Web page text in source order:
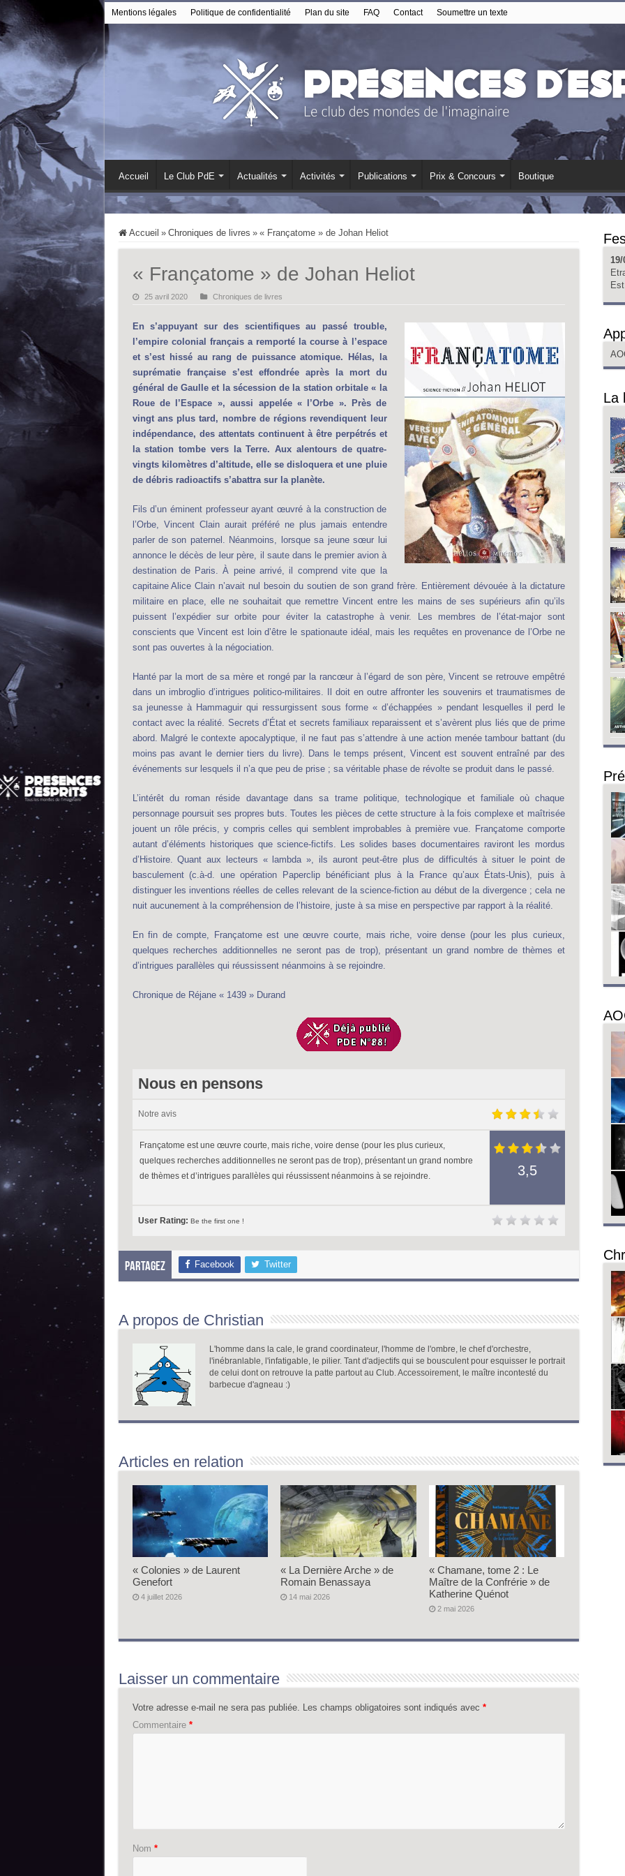
Mentions légales Politique de confidentialité Plan du site FAQ Contact Soumettre un texte
Accueil Le Club PdE Actualités Activités Publications Prix & Concours Boutique
Accueil » Chroniques de livres » « Françatome » de Johan Heliot
« Françatome » de Johan Heliot
25 avril 2020 Chroniques de livres
En s’appuyant sur des scientifiques au passé trouble,
l’empire colonial français a remporté la course à l’espace
et s’est hissé au rang de puissance atomique. Hélas, la
suprématie française s’est effondrée après la mort du
général de Gaulle et la sécession de la station orbitale « la
Roue de l’Espace », aussi appelée « l’Orbe ». Près de
vingt ans plus tard, nombre de régions revendiquent leur
indépendance, des attentats continuent à être perpétrés et
la station tombe vers la Terre. Aux alentours de quatre-
vingts kilomètres d’altitude, elle se disloquera et une pluie
de débris radioactifs s’abattra sur la planète.
Fils d’un éminent professeur ayant œuvré à la construction de
l’Orbe, Vincent Clain aurait préféré ne plus jamais entendre
parler de son paternel. Néanmoins, lorsque sa jeune sœur lui
annonce le décès de leur père, il saute dans le premier avion à
destination de Paris. À peine arrivé, il comprend vite que la
capitaine Alice Clain n’avait nul besoin du soutien de son grand frère. Entièrement dévouée à la dictature
militaire en place, elle ne souhaitait que remettre Vincent entre les mains de ses supérieurs afin qu’ils
puissent l’expédier sur orbite pour éviter la catastrophe à venir. Les membres de l’état-major sont
conscients que Vincent est loin d’être le spationaute idéal, mais les requêtes en provenance de l’Orbe ne
sont pas ouvertes à la négociation.
Hanté par la mort de sa mère et rongé par la rancœur à l’égard de son père, Vincent se retrouve empêtré
dans un imbroglio d’intrigues politico-militaires. Il doit en outre affronter les souvenirs et traumatismes de
sa jeunesse à Hammaguir qui ressurgissent sous forme « d’échappées » pendant lesquelles il perd le
contact avec la réalité. Secrets d’État et secrets familiaux reparaissent et s’avèrent plus liés que de prime
abord. Malgré le contexte apocalyptique, il ne faut pas s’attendre à une action menée tambour battant (du
moins pas avant le dernier tiers du livre). Dans le temps présent, Vincent est souvent entraîné par des
événements sur lesquels il n’a que peu de prise ; sa véritable phase de révolte se produit dans le passé.
L’intérêt du roman réside davantage dans sa trame politique, technologique et familiale où chaque
personnage poursuit ses propres buts. Toutes les pièces de cette structure à la fois complexe et maîtrisée
jouent un rôle précis, y compris celles qui semblent improbables à première vue. Françatome comporte
autant d’éléments historiques que science-fictifs. Les solides bases documentaires raviront les mordus
d’Histoire. Quant aux lecteurs « lambda », ils auront peut-être plus de difficultés à situer le point de
basculement (c.à-d. une opération Paperclip bénéficiant plus à la France qu’aux États-Unis), puis à
distinguer les inventions réelles de celles relevant de la science-fiction au début de la divergence ; cela ne
nuit aucunement à la compréhension de l’histoire, juste à sa mise en perspective par rapport à la réalité.
En fin de compte, Françatome est une œuvre courte, mais riche, voire dense (pour les plus curieux,
quelques recherches additionnelles ne seront pas de trop), présentant un grand nombre de thèmes et
d’intrigues parallèles qui réussissent néanmoins à se rejoindre.
Chronique de Réjane « 1439 » Durand
Nous en pensons
Notre avis
3,5
Françatome est une œuvre courte, mais riche, voire dense (pour les plus curieux,
quelques recherches additionnelles ne seront pas de trop), présentant un grand nombre
de thèmes et d’intrigues parallèles qui réussissent néanmoins à se rejoindre.
User Rating: Be the first one !
Partagez Facebook Twitter
A propos de Christian
L'homme dans la cale, le grand coordinateur, l'homme de l'ombre, le chef d'orchestre,
l'inébranlable, l'infatigable, le pilier. Tant d'adjectifs qui se bousculent pour esquisser le portrait
de celui dont on retrouve la patte partout au Club. Accessoirement, le maître incontesté du
barbecue d'agneau :)
Articles en relation
« Colonies » de Laurent
Genefort
4 juillet 2026
« La Dernière Arche » de
Romain Benassaya
14 mai 2026
« Chamane, tome 2 : Le
Maître de la Confrérie » de
Katherine Quénot
2 mai 2026
Laisser un commentaire
Votre adresse e-mail ne sera pas publiée. Les champs obligatoires sont indiqués avec *
Commentaire *
Nom *
19/
Est
La